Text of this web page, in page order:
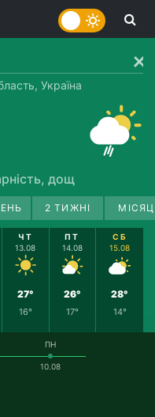
Україна
дощ
2 ТИЖНІ
ЧТ
13.08
27°
16°
ПТ
14.08
26°
17°
СБ
15.08
28°
14°
ПН
10.08